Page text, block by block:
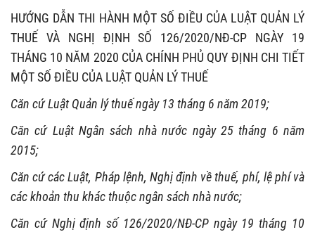
HƯỚNG DẪN THI HÀNH MỘT SỐ ĐIỀU CỦA LUẬT QUẢN LÝ
THUẾ VÀ NGHỊ ĐỊNH SỐ 126/2020/NĐ-CP NGÀY 19
THÁNG 10 NĂM 2020 CỦA CHÍNH PHỦ QUY ĐỊNH CHI TIẾT
MỘT SỐ ĐIỀU CỦA LUẬT QUẢN LÝ THUẾ
Căn cứ Luật Quản lý thuế ngày 13 tháng 6 năm 2019;
Căn cứ Luật Ngân sách nhà nước ngày 25 tháng 6 năm
2015;
Căn cứ các Luật, Pháp lệnh, Nghị định về thuế, phí, lệ phí và
các khoản thu khác thuộc ngân sách nhà nước;
Căn cứ Nghị định số 126/2020/NĐ-CP ngày 19 tháng 10